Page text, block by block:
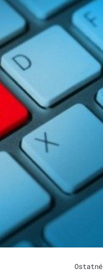
Ostatné